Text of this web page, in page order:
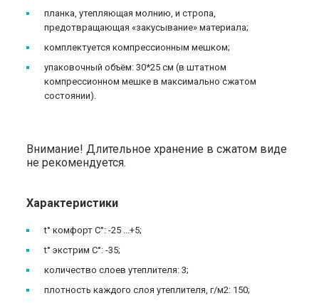
планка, утепляющая молнию, и стропа,
предотвращающая «закусывание» материала;
комплектуется компрессионным мешком;
упаковочный объём: 30*25 см (в штатном
компрессионном мешке в максимально сжатом
состоянии).
Внимание! Длительное хранение в сжатом виде
не рекомендуется.
Характеристики
t° комфорт C°: -25 ...+5;
t° экстрим C°: -35;
количество слоев утеплителя: 3;
плотность каждого слоя утеплителя, г/м2: 150;